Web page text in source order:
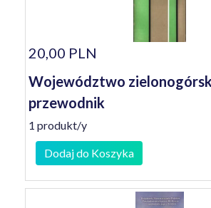
20,00 PLN
Województwo
przewodnik
1 produkt/y
Dodaj do Koszyka